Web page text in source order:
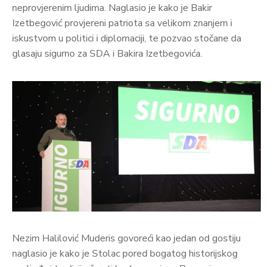
neprovjerenim ljudima. Naglasio je kako je Bakir
Izetbegović provjereni patriota sa velikom znanjem i
iskustvom u politici i diplomaciji, te pozvao stočane da
glasaju sigurno za SDA i Bakira Izetbegovića.
Nezim Halilović Muderis govoreći kao jedan od gostiju
naglasio je kako je Stolac pored bogatog historijskog